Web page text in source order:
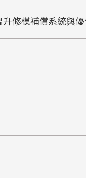
修模補償系統與